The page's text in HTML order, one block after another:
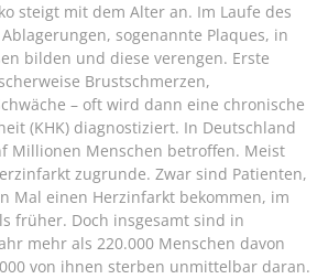
steigt mit dem Alter an. Im Laufe des
sogenannte Plaques, in
bilden und diese verengen. Erste
Brustschmerzen,
– oft wird dann eine chronische
(KHK) diagnostiziert. In Deutschland
Millionen Menschen betroffen. Meist
zugrunde. Zwar sind Patienten,
Mal einen Herzinfarkt bekommen, im
früher. Doch insgesamt sind in
mehr als 220.000 Menschen davon
von ihnen sterben unmittelbar daran.